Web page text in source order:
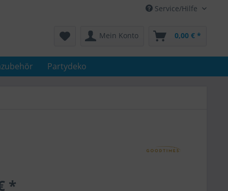
Service/Hilfe
Mein Konto 0,00 € *
Partydeko
*